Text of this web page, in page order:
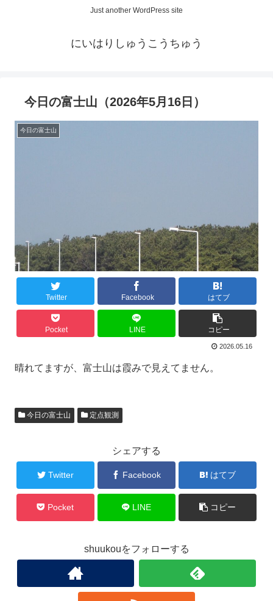
Just another WordPress site
にいはりしゅうこうちゅう
今日の富士山（2026年5月16日）
今日の富士山
Twitter Facebook はてブ
Pocket LINE コピー
2026.05.16
晴れてますが、富士山は霞みで見えてません。
今日の富士山 定点観測
シェアする
Twitter Facebook はてブ
Pocket LINE コピー
shuukouをフォローする